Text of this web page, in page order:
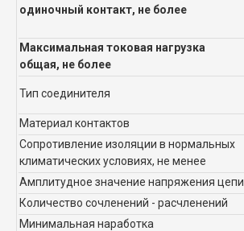
одиночный контакт, не более
Максимальная токовая нагрузка
общая, не более
Тип соединителя
Материал контактов
Сопротивление изоляции в нормальных
климатических условиях, не менее
Амплитудное значение напряжения цепи
Количество сочленений - расчленений
Минимальная наработка